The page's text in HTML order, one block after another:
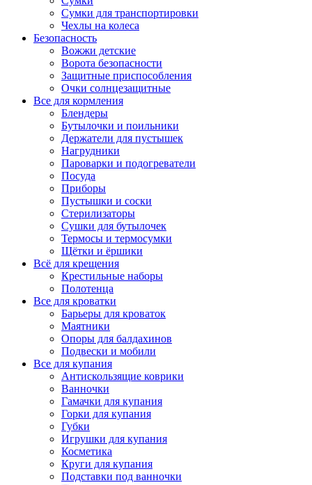
Сумки для транспортировки
Чехлы на колеса
Безопасность
Вожжи детские
Ворота безопасности
Защитные приспособления
Очки солнцезащитные
Все для кормления
Блендеры
Бутылочки и поильники
Держатели для пустышек
Нагрудники
Пароварки и подогреватели
Посуда
Приборы
Пустышки и соски
Стерилизаторы
Сушки для бутылочек
Термосы и термосумки
Щётки и ёршики
Всё для крещения
Крестильные наборы
Полотенца
Все для кроватки
Барьеры для кроваток
Маятники
Опоры для балдахинов
Подвески и мобили
Все для купания
Антискользящие коврики
Ванночки
Гамачки для купания
Горки для купания
Губки
Игрушки для купания
Косметика
Круги для купания
Подставки под ванночки